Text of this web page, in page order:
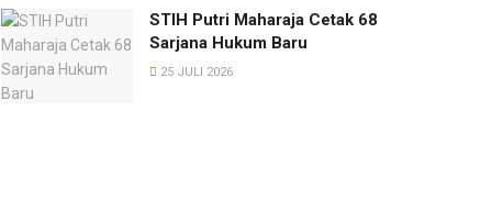
STIH Putri Maharaja Cetak 68
Sarjana Hukum Baru
25 JULI 2026